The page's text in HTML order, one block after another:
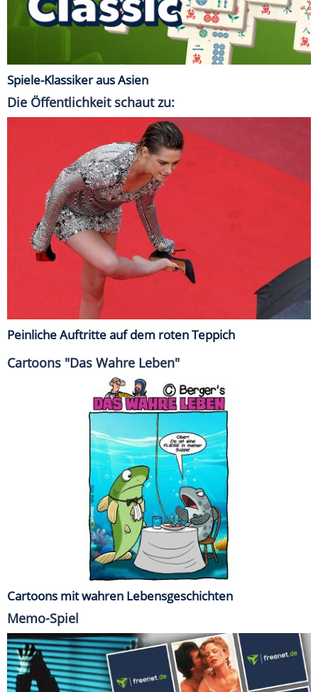
Spiele-Klassiker aus Asien
Die Öffentlichkeit schaut zu:
Peinliche Auftritte auf dem roten Teppich
Cartoons "Das Wahre Leben"
Cartoons mit wahren Lebensgeschichten
Memo-Spiel